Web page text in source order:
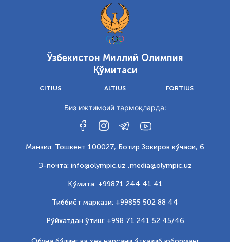
Ўзбекистон Миллий Олимпия
Қўмитаси
CITIUS ALTIUS FORTIUS
Биз ижтимоий тармоқларда:
Манзил: Тошкент 100027, Ботир Зокиров кўчаси, 6
Э-почта: info@olympic.uz ,media@olympic.uz
Қўмита: +99871 244 41 41
Тиббиёт маркази: +99855 502 88 44
Рўйхатдан ўтиш: +998 71 241 52 45/46